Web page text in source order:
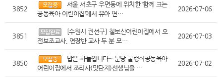
3852
서울 서초구 우면동에 위치한 ‘함께 크는
공동육아 어린이집’에서 유아 연…
2026-07-06
3851
[수원시 권선구] 칠보산어린이집에서 오
전보조교사, 연장반 교사 두 분 모…
2026-07-03
3850
밥은 하늘입니다~ 분당 굴렁쇠공동육아
어린이집에서 조리사(맛단지)선생님을 …
2026-07-02